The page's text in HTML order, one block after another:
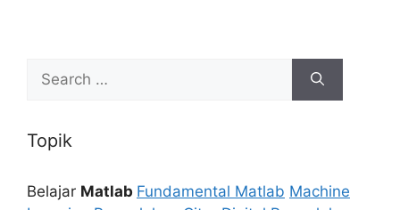
for:
Topik
Belajar Matlab Fundamental Matlab Machine